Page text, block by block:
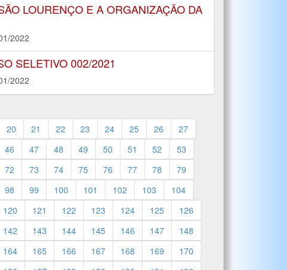
LOURENÇO E A ORGANIZAÇÃO DA
2022
SELETIVO 002/2021
2022
20 21 22 23 24 25 26
27
46 47 48 49 50 51 52
53
72 73 74 75 76 77 78
79
98 99 100 101 102 103
104
120 121 122 123 124 125
126
142 143 144 145 146 147
148
164 165 166 167 168 169
170